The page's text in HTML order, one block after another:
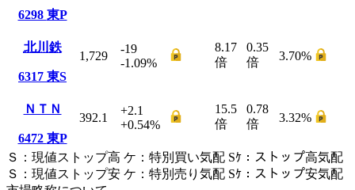
6298 東P
北川鉄
6317 東S
1,729
-19
-1.09%
8.17
倍
0.35
倍
3.70%
ＮＴＮ
6472 東P
392.1
+2.1
+0.54%
15.5
倍
0.78
倍
3.32%
Ｓ ： 現値ストップ高 ケ ： 特別買い気配 Sｹ ： ストップ高気配
Ｓ ： 現値ストップ安 ケ ： 特別売 り 気配 Sｹ ： ストップ安気配